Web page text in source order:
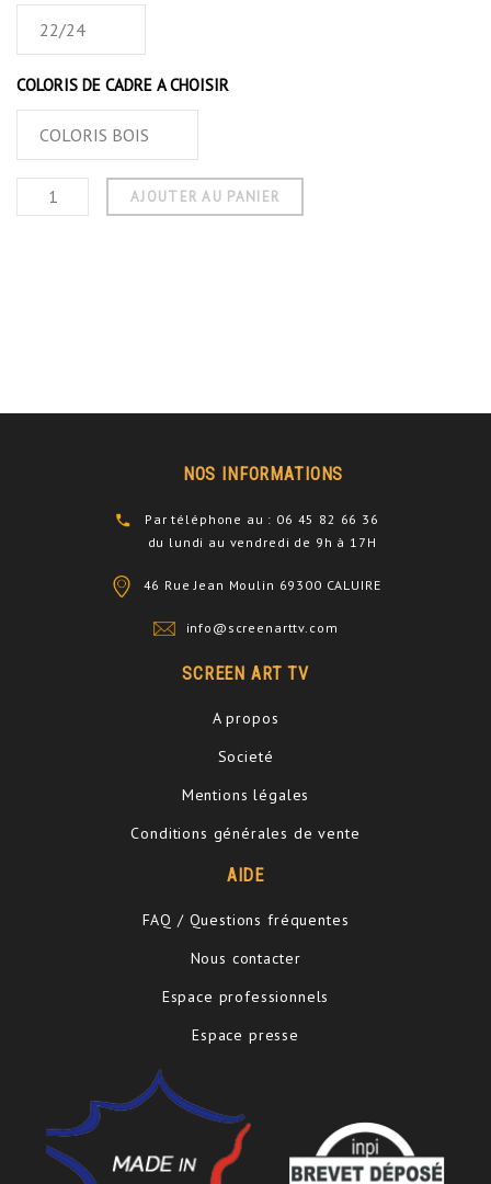
COLORIS DE CADRE A CHOISIR
AJOUTER AU PANIER
NOS INFORMATIONS
Par téléphone au : 06 45 82 66 36
du lundi au vendredi de 9h à 17H
46 Rue Jean Moulin 69300 CALUIRE
info@screenarttv.com
SCREEN ART TV
A propos
Societé
Mentions légales
Conditions générales de vente
AIDE
FAQ / Questions fréquentes
Nous contacter
Espace professionnels
Espace presse